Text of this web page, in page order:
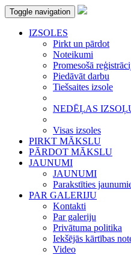
Toggle navigation
IZSOLES
Pirkt un pārdot
Noteikumi
Promesošā
Piedāvāt darbu
Tiešsaites izsole
NEDĒĻAS
Visas izsoles
PIRKT MĀKSLU
PĀRDOT MĀKSLU
JAUNUMI
JAUNUMI
Parakstīties
PAR GALERIJU
Kontakti
Par galeriju
Privātuma politika
Iekšējās kārtības
Video